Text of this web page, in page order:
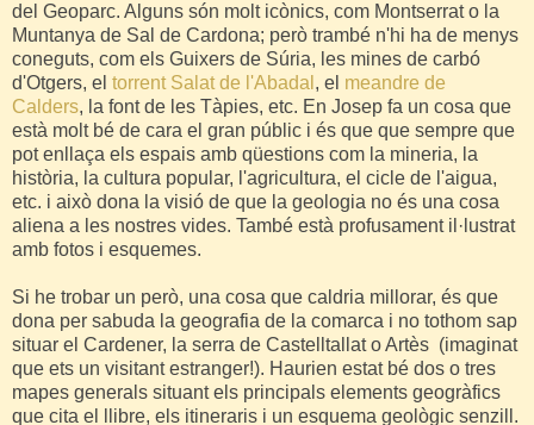
del Geoparc. Alguns són molt icònics, com Montserrat o la
Muntanya de Sal de Cardona; però trambé n'hi ha de menys
coneguts, com els Guixers de Súria, les mines de carbó
d'Otgers, el torrent Salat de l'Abadal , el meandre de
Calders, la font de les Tàpies, etc. En Josep fa un cosa que
està molt bé de cara el gran públic i és que que sempre que
pot enllaça els espais amb qüestions com la mineria, la
història, la cultura popular, l'agricultura, el cicle de l'aigua,
etc. i això dona la visió de que la geologia no és una cosa
aliena a les nostres vides. També està profusament il·lustrat
amb fotos i esquemes.
Si he trobar un però, una cosa que caldria millorar, és que
dona per sabuda la geografia de la comarca i no tothom sap
situar el Cardener, la serra de Castelltallat o Artès (imaginat
que ets un visitant estranger!). Haurien estat bé dos o tres
mapes generals situant els principals elements geogràfics
que cita el llibre, els itineraris i un esquema geològic senzill.